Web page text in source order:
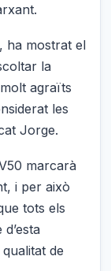
ha mostrat el
la
agraïts
les
Jorge.
marcarà
i per això
tots els
de